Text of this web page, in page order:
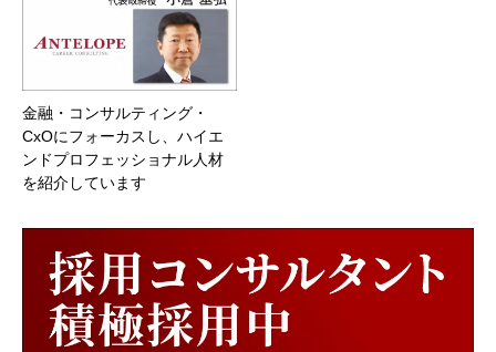
金融・コンサルティング・
CxOにフォーカスし、ハイエ
ンドプロフェッショナル人材
を紹介しています